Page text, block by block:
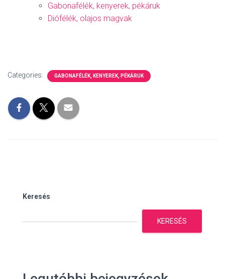
Gabonafélék, kenyerek, pékáruk
Diófélék, olajos magvak
Categories: GABONAFÉLÉK, KENYEREK, PÉKÁRUK
Keresés
KERESÉS